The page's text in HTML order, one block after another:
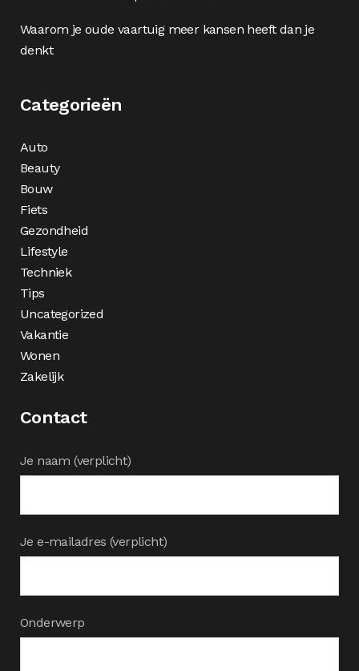
Waarom je oude vaartuig meer kansen heeft dan je
denkt
Categorieën
Auto
Beauty
Bouw
Fiets
Gezondheid
Lifestyle
Techniek
Tips
Uncategorized
Vakantie
Wonen
Zakelijk
Contact
Je naam (verplicht)
Je e-mailadres (verplicht)
Onderwerp